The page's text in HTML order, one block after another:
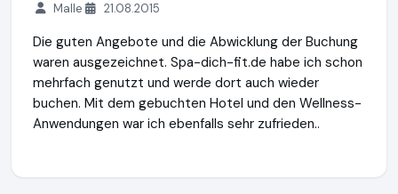
Malle 21.08.2015
Die guten Angebote und die Abwicklung der Buchung
waren ausgezeichnet. Spa-dich-fit.de habe ich schon
mehrfach genutzt und werde dort auch wieder
buchen. Mit dem gebuchten Hotel und den Wellness-
Anwendungen war ich ebenfalls sehr zufrieden..